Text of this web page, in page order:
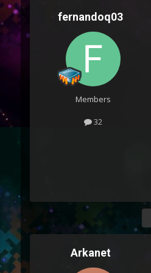
fernandoq03
Members
32
Arkanet